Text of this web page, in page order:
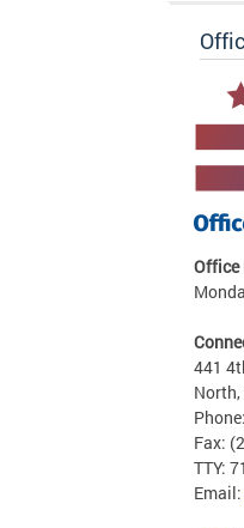
Office
441
North,
Fax:
TTY:
Email: